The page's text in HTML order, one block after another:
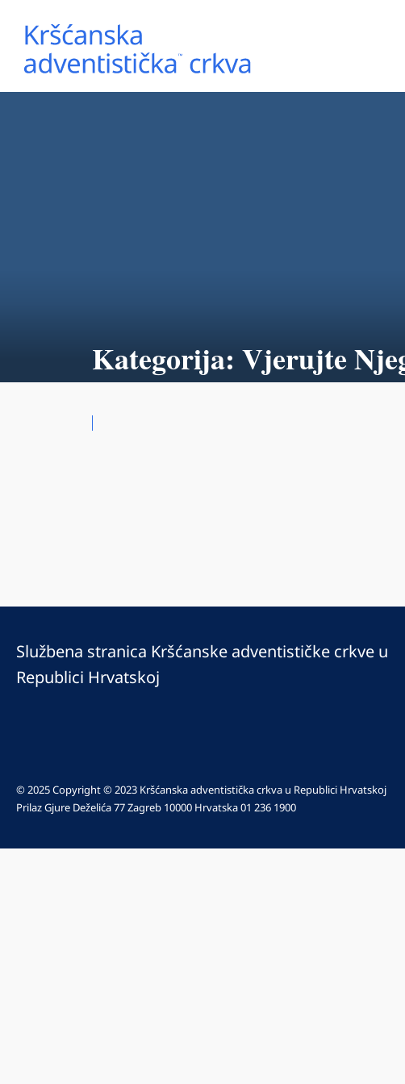
Kategorija: Vjerujte
Službena stranica Kršćanske adventističke crkve u
Republici Hrvatskoj
© 2025 Copyright © 2023 Kršćanska adventistička crkva u Republici Hrvatskoj
Prilaz Gjure Deželića 77 Zagreb 10000 Hrvatska 01 236 1900